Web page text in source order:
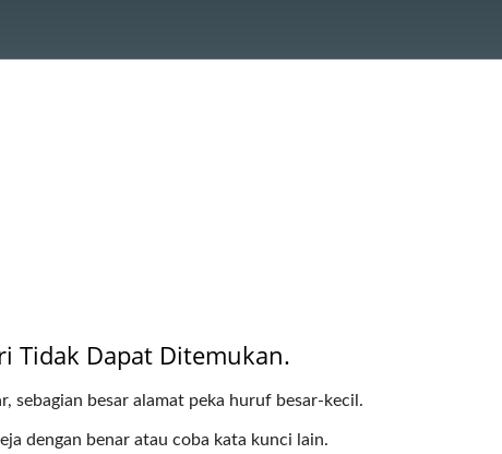
Tidak Dapat Ditemukan.
sebagian besar alamat peka huruf besar-kecil.
dengan benar atau coba kata kunci lain.